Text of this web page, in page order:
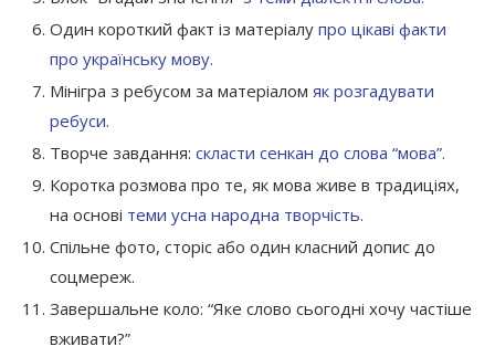
Один короткий факт із матеріалу про цікаві факти
про українську мову.
Мінігра з ребусом за матеріалом як розгадувати
ребуси.
Творче завдання: скласти сенкан до слова “мова”.
Коротка розмова про те, як мова живе в традиціях,
на основі теми усна народна творчість.
Спільне фото, сторіс або один класний допис до
соцмереж.
Завершальне коло: “Яке слово сьогодні хочу частіше
вживати?”